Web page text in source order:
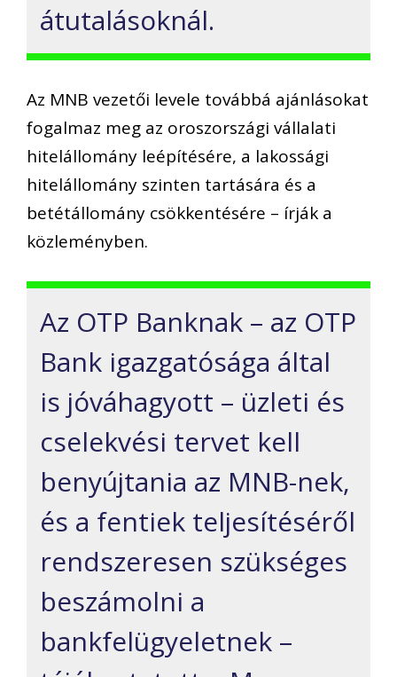
átutalásoknál.
Az MNB vezetői levele továbbá ajánlásokat
fogalmaz meg az oroszországi vállalati
hitelállomány leépítésére, a lakossági
hitelállomány szinten tartására és a
betétállomány csökkentésére – írják a
közleményben.
Az OTP Banknak – az OTP
Bank igazgatósága által
is jóváhagyott – üzleti és
cselekvési tervet kell
benyújtania az MNB-nek,
és a fentiek teljesítéséről
rendszeresen szükséges
beszámolni a
bankfelügyeletnek –